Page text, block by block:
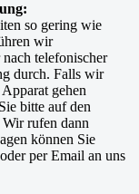
so gering wie
wir
telefonischer
durch. Falls wir
gehen
bitte auf den
rufen dann
können Sie
per Email an uns